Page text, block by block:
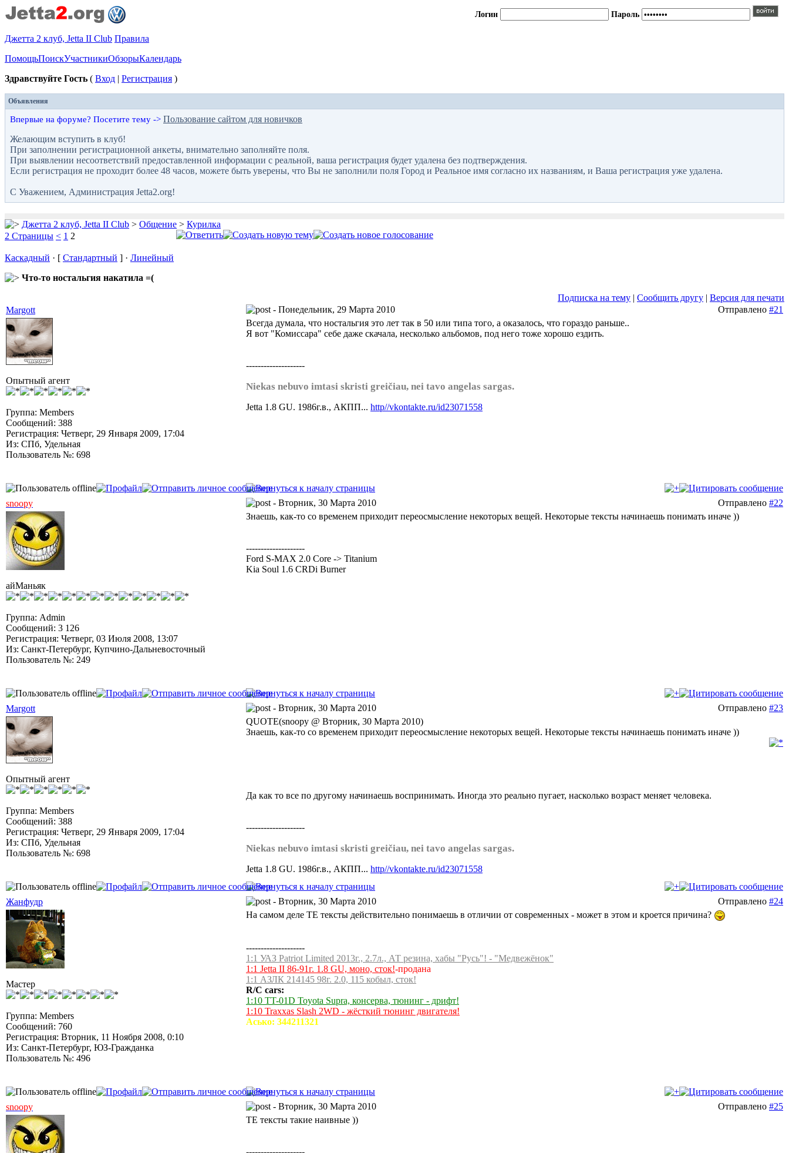
Логин Пароль
Джетта 2 клуб, Jetta II Club Правила
ПомощьПоискУчастникиОбзорыКалендарь
Здравствуйте Гость ( Вход | Регистрация )
Объявления
Впервые на форуме? Посетите тему -> Пользование сайтом для новичков
Желающим вступить в клуб!
При заполнении регистрационной анкеты, внимательно заполняйте поля.
При выявлении несоответствий предоставленной информации с реальной, ваша регистрация будет удалена без подтверждения.
Если регистрация не проходит более 48 часов, можете быть уверены, что Вы не заполнили поля Город и Реальное имя согласно их названиям, и Ваша регистрация уже удалена.
С Уважением, Администрация Jetta2.org!
Джетта 2 клуб, Jetta II Club > Общение > Курилка
2 Страницы < 1 2
Каскадный · [ Стандартный ] · Линейный
Что-то ностальгия накатила =(
Подписка на тему | Сообщить другу | Версия для печати
Margott
- Понедельник, 29 Марта 2010 Отправлено #21
Опытный агент
Группа: Members
Сообщений: 388
Регистрация: Четверг, 29 Января 2009, 17:04
Из: СПб, Удельная
Пользователь №: 698
Всегда думала, что ностальгия это лет так в 50 или типа того, а оказалось, что гораздо раньше..
Я вот "Комиссара" себе даже скачала, несколько альбомов, под него тоже хорошо ездить.
--------------------
Niekas nebuvo imtasi skristi greičiau, nei tavo angelas sargas.
Jеttа 1.8 GU. 1986г.в., АКПП... http//vkontakte.ru/id23071558
snoopy - Вторник, 30 Марта 2010 Отправлено #22
айМаньяк
Группа: Admin
Сообщений: 3 126
Регистрация: Четверг, 03 Июля 2008, 13:07
Из: Санкт-Петербург, Купчино-Дальневосточный
Пользователь №: 249
Знаешь, как-то со временем приходит переосмысление некоторых вещей. Некоторые тексты начинаешь понимать иначе ))
--------------------
Ford S-MAX 2.0 Core -> Titanium
Kia Soul 1.6 CRDi Burner
Margott - Вторник, 30 Марта 2010 Отправлено #23
Опытный агент
Группа: Members
Сообщений: 388
Регистрация: Четверг, 29 Января 2009, 17:04
Из: СПб, Удельная
Пользователь №: 698
QUOTE(snoopy @ Вторник, 30 Марта 2010)
Знаешь, как-то со временем приходит переосмысление некоторых вещей. Некоторые тексты начинаешь понимать иначе ))
Да как то все по другому начинаешь воспринимать. Иногда это реально пугает, насколько возраст меняет человека.
--------------------
Niekas nebuvo imtasi skristi greičiau, nei tavo angelas sargas.
Jеttа 1.8 GU. 1986г.в., АКПП... http//vkontakte.ru/id23071558
Жанфудр - Вторник, 30 Марта 2010 Отправлено #24
Мастер
Группа: Members
Сообщений: 760
Регистрация: Вторник, 11 Ноября 2008, 0:10
Из: Санкт-Петербург, ЮЗ-Гражданка
Пользователь №: 496
На самом деле ТЕ тексты действительно понимаешь в отличии от современных - может в этом и кроется причина?
--------------------
1:1 УАЗ Patriot Limited 2013г., 2.7л., АТ резина, хабы "Русь"! - "Медвежёнок"
1:1 Jetta II 86-91г. 1.8 GU, моно, сток!-продана
1:1 АЗЛК 214145 98г. 2.0, 115 кобыл, сток!
R/C cars:
1:10 TT-01D Toyota Supra, консерва, тюнинг - дрифт!
1:10 Traxxas Slash 2WD - жёсткий тюнинг двигателя!
Асько: 344211321
snoopy - Вторник, 30 Марта 2010 Отправлено #25
ТЕ тексты такие наивные ))